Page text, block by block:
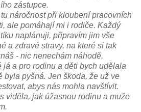
zástupce.
náročnost při kloubení pracovních
ale pomáhají mi i rodiče. Každý
naplánuji, připravím jim vše
a zdravé stravy, na které si tak
- nic nenechám náhodě,
já a pro rodinu a děti bych udělala
byla pyšná. Jen škoda, že už ve
abys nás mohla navštívit.
viděla, jak úžasnou rodinu a muže